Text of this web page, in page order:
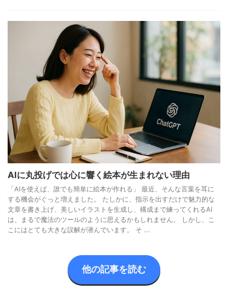
AIに丸投げでは心に響く絵本が生まれない理由
「AIを使えば、誰でも簡単に絵本が作れる」 最近、そんな言葉を耳に
する機会がぐっと増えました。 たしかに、指示を出すだけで魅力的な
文章を書き上げ、美しいイラストを生成し、構成まで練ってくれるAI
は、まるで魔法のツールのように思えるかもしれません。 しかし、こ
こにはとても大きな誤解が潜んでいます。 そ ...
他の記事を読む